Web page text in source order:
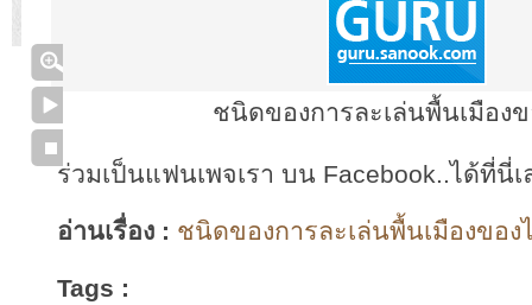
ชนิดของการละเล่นพื้นเมือง
ร่วมเป็นแฟนเพจเรา บน Facebook..ได้ที่นี่เ
อ่านเรื่อง : ชนิดของการละเล่นพื้นเมืองขอ
Tags :